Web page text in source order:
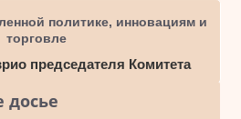
политике, инновациям и
торговле
председателя Комитета